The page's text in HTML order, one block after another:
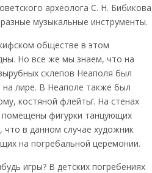
археолога С. Н.
музыкальные инструменты.
обществе в этом
Но все же мы знаем, что на
склепов Неаполя был
лире. В Неаполе также был
костяной флейты’. На стенах
фигурки танцующих
в данном случае художник
на погребальной церемонии.
игры? В детских погребениях